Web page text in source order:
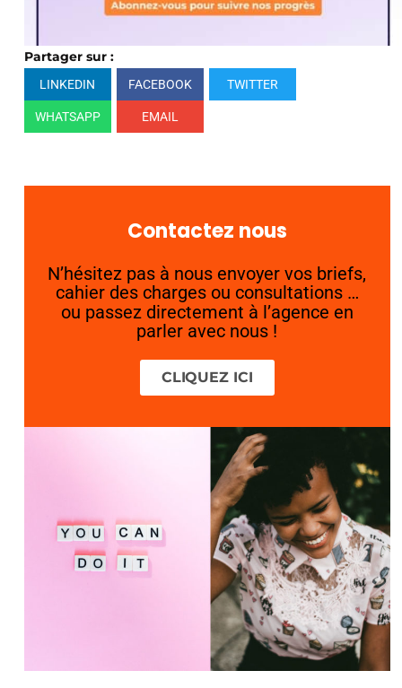
Partager sur :
LINKEDIN FACEBOOK TWITTER
WHATSAPP EMAIL
Contactez nous
N’hésitez pas à nous envoyer vos briefs,
cahier des charges ou consultations …
ou passez directement à l’agence en
parler avec nous !
CLIQUEZ ICI